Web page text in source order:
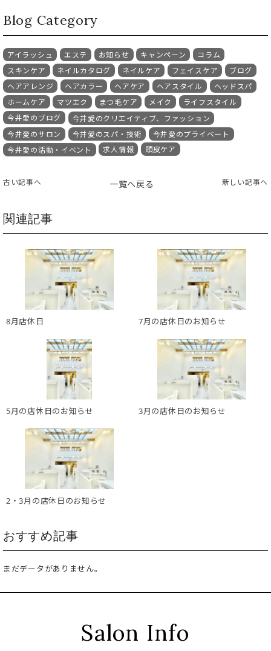
Blog Category
アイラッシュ エステ お知らせ キャンペーン
コラム
スキンケア
ネイルカタログ ネイルケア フェイスケア
ブログ
ヘアアレンジ
ヘアカラー ヘアケア ヘアスタイル
ヘッドスパ
ホームケア
マツエク まつ毛ケア メイク
ライフスタイル
今井愛のブログ
今井愛のクリエイティブ、ファッション
今井愛のサロン
今井愛のスパ・技術
今井愛のプライベート
今井愛の活動・イベント
求人情報 頭皮ケア
古い記事へ 一覧へ戻る 新しい記事へ
関連記事
8月店休日 7月の店休日のお知らせ
5月の店休日のお知らせ 3月の店休日のお知らせ
2・3月の店休日のお知らせ
おすすめ記事
まだデータがありません。
Salon Info